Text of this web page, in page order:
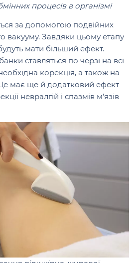
процесів в організмі
за допомогою подвійних
вакууму. Завдяки цьому етапу
мати більший ефект.
ставляться по черзі на всі
корекція, а також на
має ще й додатковий ефект
невралгій і спазмів м’язів